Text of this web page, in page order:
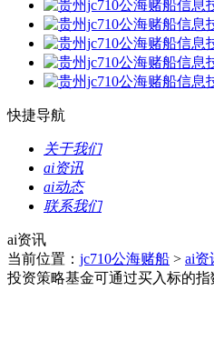
快捷导航
关于我们
ai资讯
ai动态
联系我们
ai资讯
当前位置： jc710公海赌船 > ai资
投资策略基金可通过买入标的